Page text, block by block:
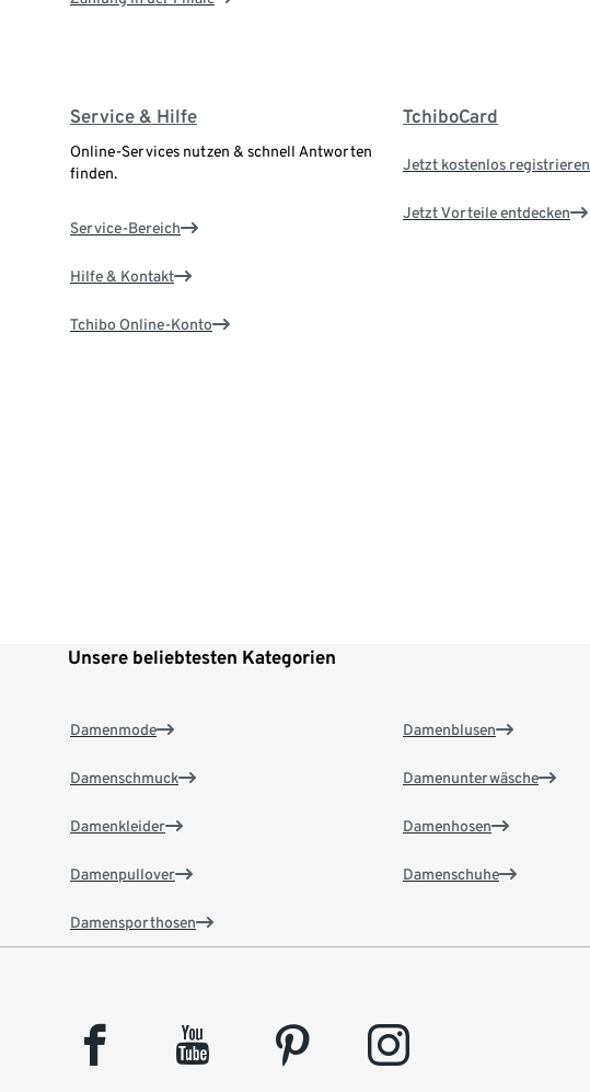
Service & Hilfe
Online-Services nutzen & schnell Antworten
finden.
Service-Bereich
Hilfe & Kontakt
Tchibo Online-Konto
TchiboCard
Jetzt kostenlos registrieren
Jetzt Vorteile entdecken
Unsere beliebtesten Kategorien
Damenmode
Damenschmuck
Damenkleider
Damenpullover
Damensporthosen
Damenblusen
Damenunterwäsche
Damenhosen
Damenschuhe
facebook youtube pinterest instagram